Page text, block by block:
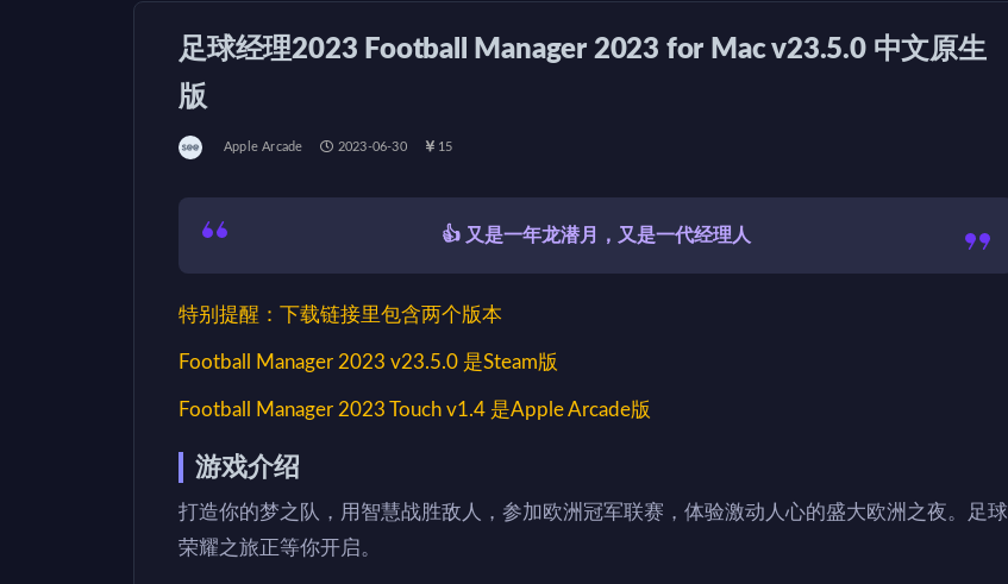
足球经理2023 Football Manager 2023 for Mac v23.5.0 中文原生
版
Apple Arcade 2023-06-30 15
👍 又是一年龙潜月，又是一代经理人
特别提醒：下载链接里包含两个版本
Football Manager 2023 v23.5.0 是Steam版
Football Manager 2023 Touch v1.4 是Apple Arcade版
游戏介绍
打造你的梦之队，用智慧战胜敌人，参加欧洲冠军联赛，体验激动人心的盛大欧洲之夜。足球
荣耀之旅正等你开启。